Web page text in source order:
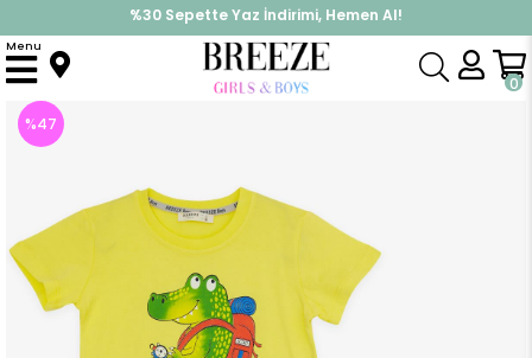
%30 Sepette Yaz İndirimi, Hemen Al!
İndirimlere ek %10 İndirimi Kap, Hemen Üye Ol!
0
Menu
Anasayfa Takımlar Kapri & Şort Takımı Erkek Bebek Şortlu Takım Kampçı Timsah Baskılı Neon Sarı (2 Yaş)
%47